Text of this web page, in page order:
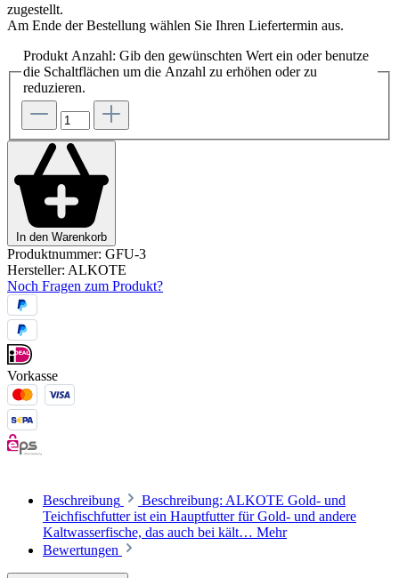
zugestellt.
Am Ende der Bestellung wählen Sie Ihren Liefertermin aus.
Produkt Anzahl: Gib den gewünschten Wert ein oder benutze
die Schaltflächen um die Anzahl zu erhöhen oder zu
reduzieren.
In den Warenkorb
Produktnummer: GFU-3
Hersteller: ALKOTE
Noch Fragen zum Produkt?
Vorkasse
Beschreibung
Beschreibung: ALKOTE Gold- und
Teichfischfutter ist ein Hauptfutter für Gold- und andere
Kaltwasserfische, das auch bei kält… Mehr
Bewertungen